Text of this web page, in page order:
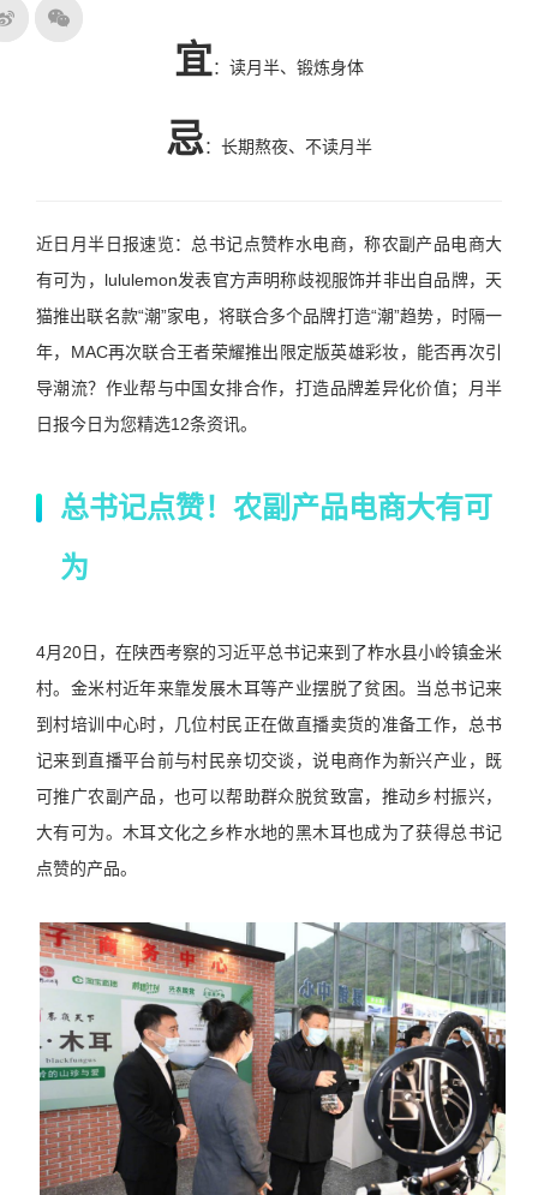
宜：读月半、锻炼身体
忌：长期熬夜、不读月半
近日月半日报速览：总书记点赞柞水电商，称农副产品电商大
有可为，lululemon发表官方声明称歧视服饰并非出自品牌，天
猫推出联名款“潮”家电，将联合多个品牌打造“潮”趋势，时隔一
年，MAC再次联合王者荣耀推出限定版英雄彩妆，能否再次引
导潮流？作业帮与中国女排合作，打造品牌差异化价值；月半
日报今日为您精选12条资讯。
总书记点赞！农副产品电商大有可
为
4月20日，在陕西考察的习近平总书记来到了柞水县小岭镇金米
村。金米村近年来靠发展木耳等产业摆脱了贫困。当总书记来
到村培训中心时，几位村民正在做直播卖货的准备工作，总书
记来到直播平台前与村民亲切交谈，说电商作为新兴产业，既
可推广农副产品，也可以帮助群众脱贫致富，推动乡村振兴，
大有可为。木耳文化之乡柞水地的黑木耳也成为了获得总书记
点赞的产品。